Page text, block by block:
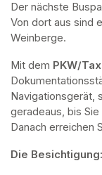
Der nächste
Von dort aus sind
Weinberge.
Mit dem PKW/
Navigationsgerät,
geradeaus, bis
Danach erreichen
Die Besichtigung: